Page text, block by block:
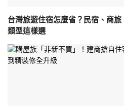
台灣旅遊住宿怎麼省？民宿、商
類型這樣選